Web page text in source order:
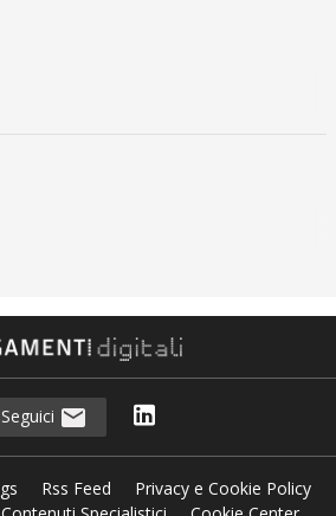
Seguici
Rss Feed
Privacy e Cookie Policy